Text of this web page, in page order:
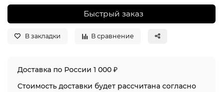
Быстрый заказ
В закладки В сравнение
Доставка по России 1 000 ₽
Стоимость доставки будет рассчитана согласно